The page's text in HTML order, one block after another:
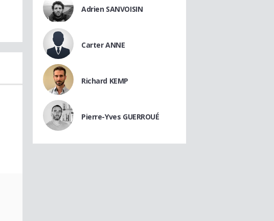
Adrien SANVOISIN
Carter ANNE
Richard KEMP
Pierre-Yves GUERROUÉ